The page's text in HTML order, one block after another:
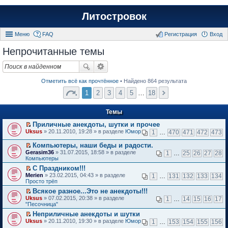
Литостровок
Меню FAQ Вход
Регистрация
Непрочитанные темы
Отметить всё как прочтённое • Найдено 864 результата
1 2 3 4 5 18
Темы
П
р
е
й
т
и
п
е
р
в
о
м
у
н
Приличные анекдоты, шутки и прочее
1 … 470 471 472 473
Uksus » 20.11.2010, 19:28 » в разделе Юмор
П
е
р
е
й
т
и
к
п
е
р
в
о
Компьютеры, наши беды и радости.
1 … 25 26 27 28
Gerasim36 » 31.07.2015, 18:58 » в разделе
Компьютеры
П
е
р
е
й
т
и
к
п
С Праздником!!!
1 … 131 132 133 134
Merien » 23.02.2015, 04:43 » в разделе
Просто трёп
П
е
р
е
й
Всякое разное...Это не анекдоты!!!
1 … 14 15 16 17
Uksus » 07.02.2015, 20:38 » в разделе
"Песочница"
П
Неприличные анекдоты и шутки
1 … 153 154 155 156
Uksus » 20.11.2010, 19:30 » в разделе Юмор